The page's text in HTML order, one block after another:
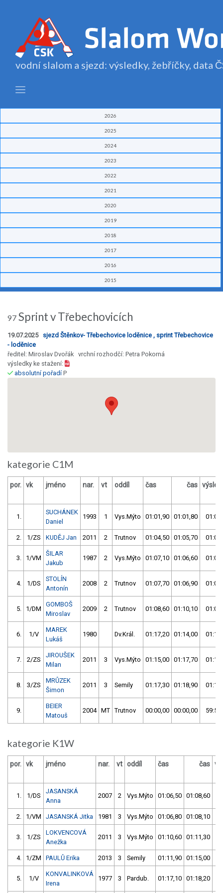
vodní slalom a sjezd: výsledky, žebříčky, data
2026
2025
2024
2023
2022
2021
2020
2019
2018
2017
2016
2015
97 Sprint v Třebechovicích
19.07.2025 sjezd Štěnkov- Třebechovice loděnice , sprint Třebechovice
- loděnice
ředitel: Miroslav Dvořák vrchní rozhodčí: Petra Pokorná
výsledky ke stažení:
absolutní pořadíP
kategorie C1M
por. vk jméno nar. vt oddíl čas čas
1.
SUCHÁNEK
Daniel
1993 1 Vys.Mýto 01:01,90 01:01,80
2. 1/ZS KUDĚJ Jan 2011 2 Trutnov 01:04,50 01:05,70
3. 1/VM
ŠILAR
Jakub
1987 2 Vys.Mýto 01:07,10 01:06,60
4. 1/DS
STOLÍN
Antonín
2008 2 Trutnov 01:07,70 01:06,90
5. 1/DM
GOMBOŠ
Miroslav
2009 2 Trutnov 01:08,60 01:10,10
6. 1/V
MAREK
Lukáš
1980 Dv.Král. 01:17,20 01:14,00
7. 2/ZS
JIROUŠEK
Milan
2011 3 Vys.Mýto 01:15,00 01:17,70
8. 3/ZS
MRŮZEK
Šimon
2011 3 Semily 01:17,30 01:18,90
9.
BEIER
Matouš
2004 MT Trutnov 00:00,00 00:00,00
kategorie K1W
por. vk jméno nar. vt oddíl čas čas
1. 1/DS
JASANSKÁ
Anna
2007 2 Vys.Mýto 01:06,50 01:08,60
2. 1/VM JASANSKÁ Jitka 1981 3 Vys.Mýto 01:06,80 01:08,10
3. 1/ZS
LOKVENCOVÁ
Anežka
2011 3 Vys.Mýto 01:10,60 01:11,30
4. 1/ZM PAULŮ Erika 2013 3 Semily 01:11,90 01:15,00
5. 1/V
KONVALINKOVÁ
Irena
1977 3 Pardub. 01:17,10 01:18,20